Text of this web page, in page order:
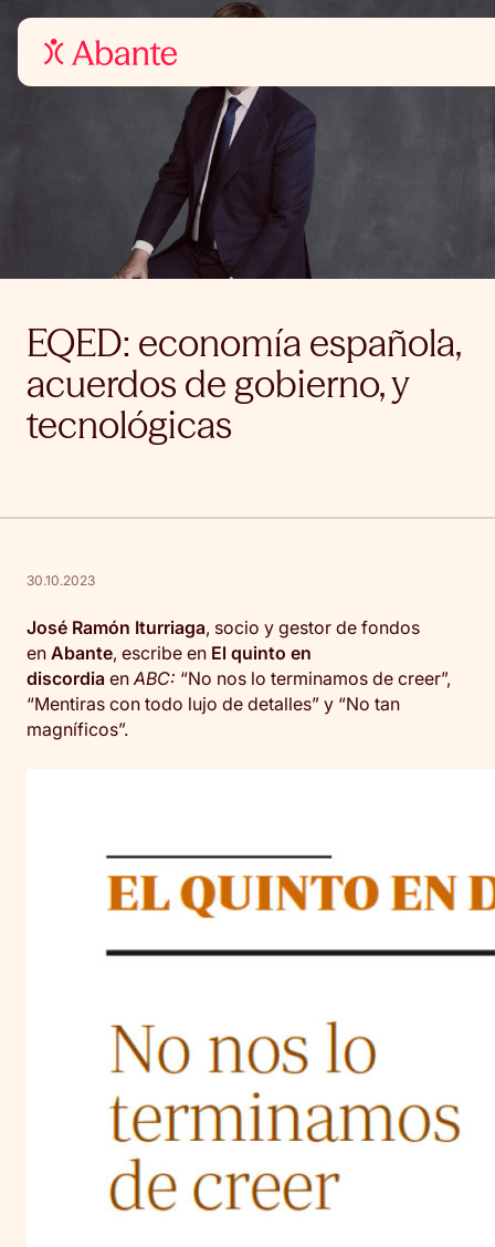
EQED: economía española,
acuerdos de gobierno, y
tecnológicas
30.10.2023
José Ramón Iturriaga, socio y gestor de fondos
en Abante, escribe en El quinto en
discordia en ABC: “No nos lo terminamos de creer”,
“Mentiras con todo lujo de detalles” y “No tan
magníficos”.